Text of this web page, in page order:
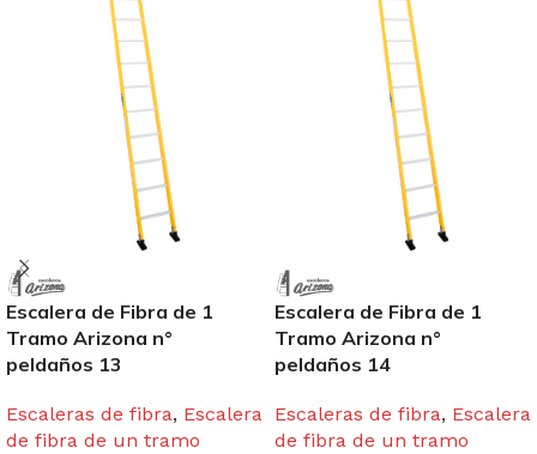
Escalera de Fibra de 1
Tramo Arizona n°
peldaños 13
Escaleras de fibra, Escalera
de fibra de un tramo
Escalera de Fibra de 1
Tramo Arizona n°
peldaños 14
Escaleras de fibra, Escalera
de fibra de un tramo